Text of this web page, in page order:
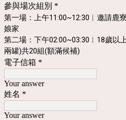
參與場次組別 *
第一場：上午11:00~12:30︱邀請鹿
娘家
第二場：下午02:00~03:30︱18歲以
兩罐)共20組(額滿候補)
電子信箱 *
Your answer
姓名 *
Your answer